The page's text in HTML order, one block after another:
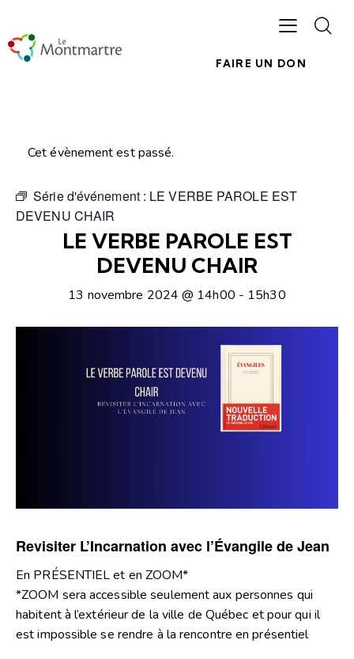
FAIRE UN DON
Cet évènement est passé.
Série d'événement : LE VERBE PAROLE EST
DEVENU CHAIR
LE VERBE PAROLE EST
DEVENU CHAIR
13 novembre 2024 @ 14h00 - 15h30
Revisiter L’Incarnation avec l’Évangile de Jean
En PRÉSENTIEL et en ZOOM*
*ZOOM sera accessible seulement aux personnes qui
habitent à l’extérieur de la ville de Québec et pour qui il
est impossible se rendre à la rencontre en présentiel